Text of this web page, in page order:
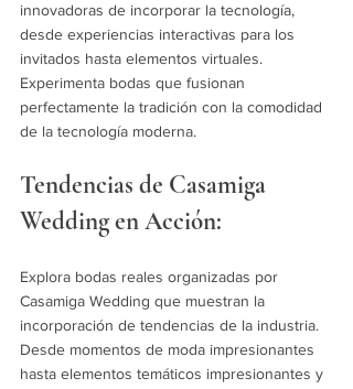
innovadoras de incorporar la tecnología,
desde experiencias interactivas para los
invitados hasta elementos virtuales.
Experimenta bodas que fusionan
perfectamente la tradición con la comodidad
de la tecnología moderna.
Tendencias de Casamiga
Wedding en Acción:
Explora bodas reales organizadas por
Casamiga Wedding que muestran la
incorporación de tendencias de la industria.
Desde momentos de moda impresionantes
hasta elementos temáticos impresionantes y